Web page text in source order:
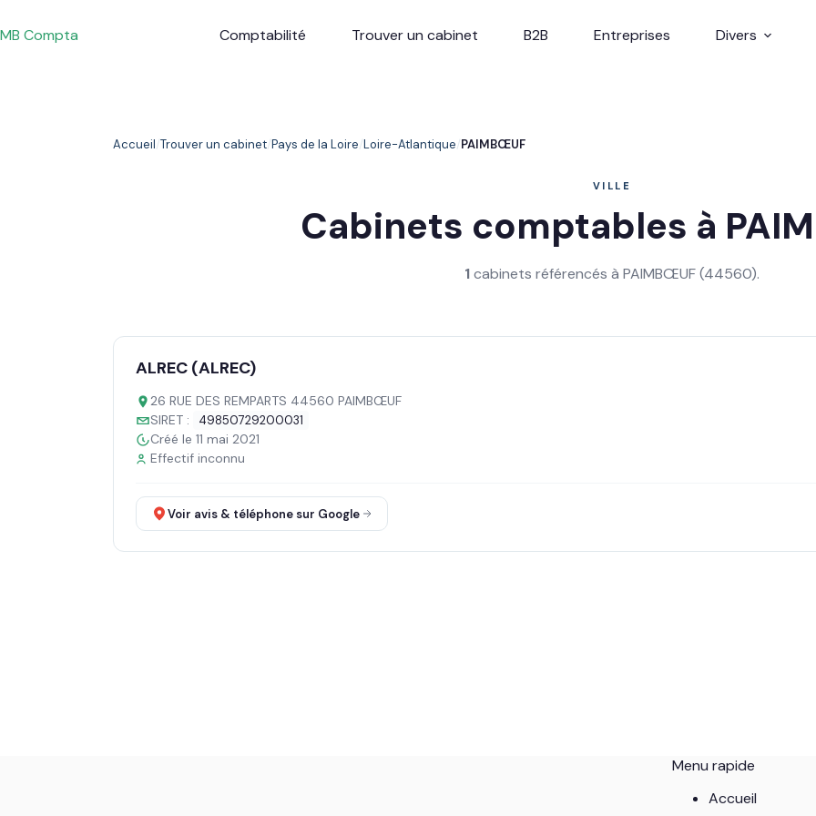
au
contenu
MB Compta Comptabilité Trouver un cabinet B2B Entreprises Divers
Accueil Trouver un cabinet Pays de la Loire Loire-Atlantique PAIMBŒUF
VILLE
Cabinets comptables à
1cabinets référencés à PAIMBŒUF (44560).
ALREC (ALREC)
26 RUE DES REMPARTS 44560 PAIMBŒUF
SIRET :
49850729200031
Créé le 11 mai 2021
Effectif inconnu
Voir avis & téléphone sur Google
Menu rapide
Accueil